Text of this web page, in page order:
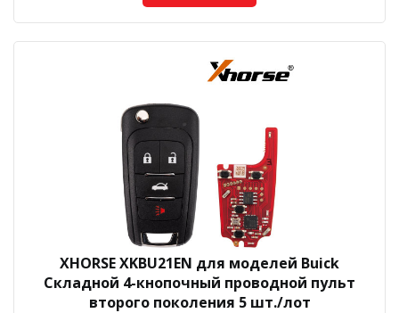
XHORSE XKBU21EN для моделей Buick
Складной 4-кнопочный проводной пульт
второго поколения 5 шт./лот